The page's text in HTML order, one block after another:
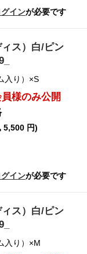
グインが必要です
ス）白/ピン
入り）×S
様のみ公開
5,500 円)
グインが必要です
ス）白/ピン
入り）×M